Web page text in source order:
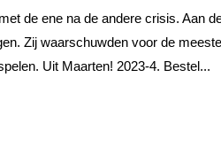
de ene na de andere crisis. Aan
Zij waarschuwden voor de
Uit Maarten! 2023-4. Bestel...